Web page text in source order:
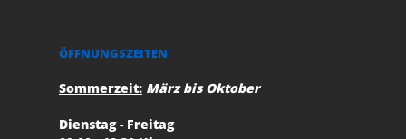
ÖFFNUNGSZEITEN
Sommerzeit: März bis Oktober
Dienstag - Freitag